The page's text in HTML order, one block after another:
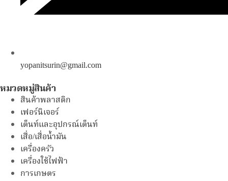
yopanitsurin@gmail.com
หมวดหมู่สินค้า
สินค้าพลาสติก
เฟอร์นิเจอร์
เต็นท์และอุปกรณ์เต็นท์
เสื่อ/เสื่อน้ำมัน
เครื่องครัว
เครื่องใช้ไฟฟ้า
การเกษตร